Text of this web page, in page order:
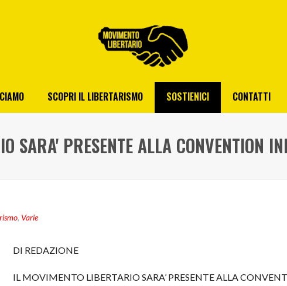
SCOPRI IL LIBERTARISMO SOSTIENICI CONTATTI
SARA' PRESENTE ALLA CONVENTION
, Varie
DI REDAZIONE
IL MOVIMENTO LIBERTARIO SARA’ PRESENTE ALLA